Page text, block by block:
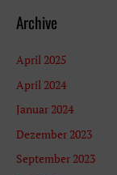
h
n
n
a
Archive
April 2025
April 2024
Januar 2024
Dezember 2023
September 2023